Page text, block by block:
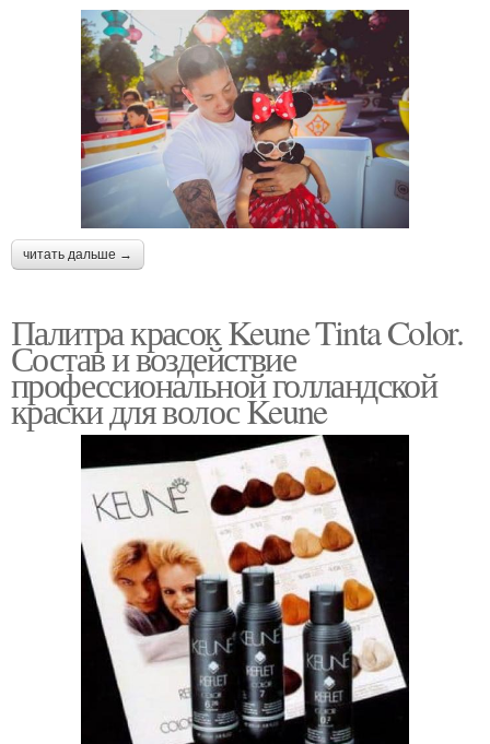
читать дальше →
Палитра красок Keune Tinta Color.
Состав и воздействие
профессиональной голландской
краски для волос Keune